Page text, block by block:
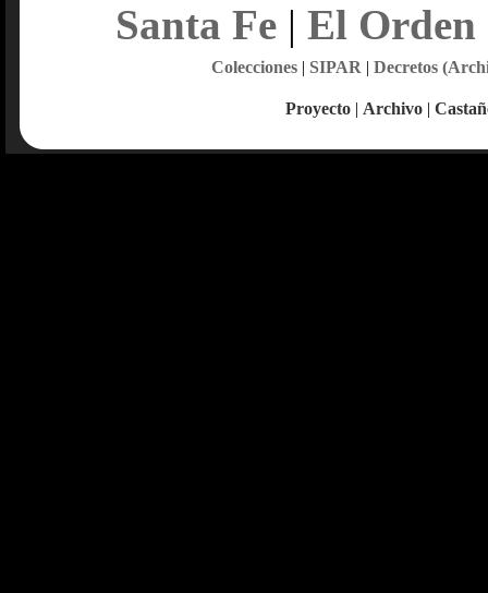
Santa Fe| El Orden
Colecciones| SIPAR | Decretos
Proyecto | Archivo |